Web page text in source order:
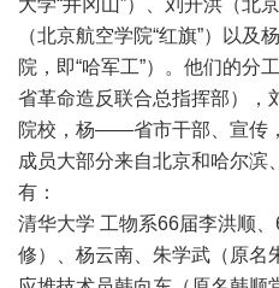
大学“井冈山”）、刘开洪（北
（北京航空学院“红旗”）以及
院，即“哈军工”）。他们的分
省革命造反联合总指挥部）
院校，杨——省市干部、宣传
成员大部分来自北京和哈尔滨
有：
清华大学 工物系66届李洪顺
修）、杨云南、朱学武（原名